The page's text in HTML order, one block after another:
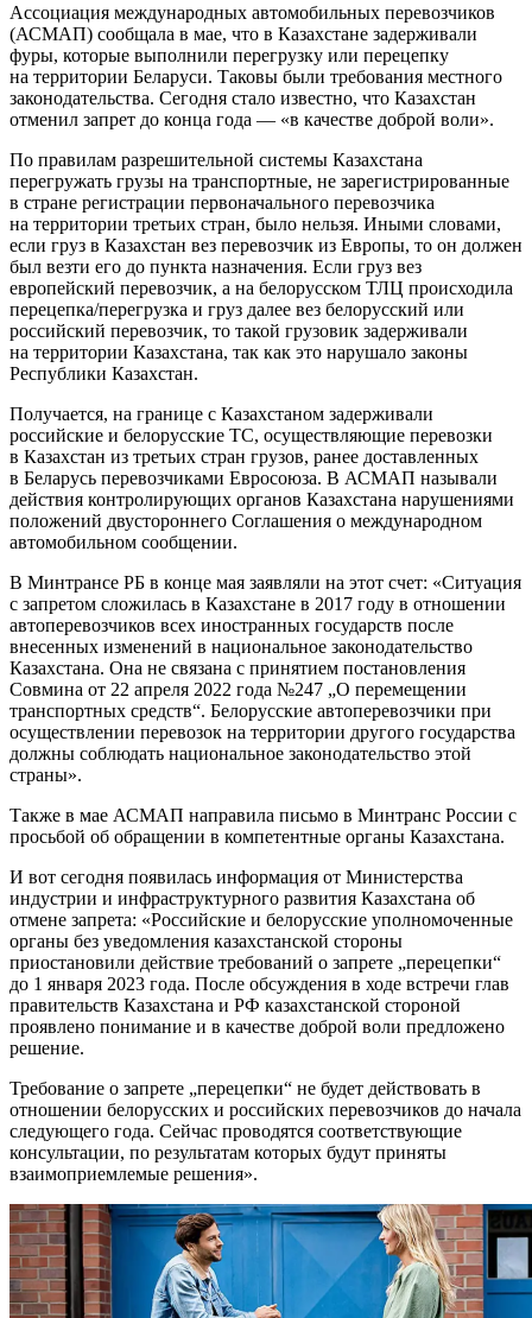
Ассоциация международных автомобильных перевозчиков
(АСМАП) сообщала в мае, что в Казахстане задерживали
фуры, которые выполнили перегрузку или перецепку
на территории Беларуси. Таковы были требования местного
законодательства. Сегодня стало известно, что Казахстан
отменил запрет до конца года — «в качестве доброй воли».
По правилам разрешительной системы Казахстана
перегружать грузы на транспортные, не зарегистрированные
в стране регистрации первоначального перевозчика
на территории третьих стран, было нельзя. Иными словами,
если груз в Казахстан вез перевозчик из Европы, то он должен
был везти его до пункта назначения. Если груз вез
европейский перевозчик, а на белорусском ТЛЦ происходила
перецепка/перегрузка и груз далее вез белорусский или
российский перевозчик, то такой грузовик задерживали
на территории Казахстана, так как это нарушало законы
Республики Казахстан.
Получается, на границе с Казахстаном задерживали
российские и белорусские ТС, осуществляющие перевозки
в Казахстан из третьих стран грузов, ранее доставленных
в Беларусь перевозчиками Евросоюза. В АСМАП называли
действия контролирующих органов Казахстана нарушениями
положений двустороннего Соглашения о международном
автомобильном сообщении.
В Минтрансе РБ в конце мая заявляли на этот счет: «Ситуация
с запретом сложилась в Казахстане в 2017 году в отношении
автоперевозчиков всех иностранных государств после
внесенных изменений в национальное законодательство
Казахстана. Она не связана с принятием постановления
Совмина от 22 апреля 2022 года №247 „О перемещении
транспортных средств“. Белорусские автоперевозчики при
осуществлении перевозок на территории другого государства
должны соблюдать национальное законодательство этой
страны».
Также в мае АСМАП направила письмо в Минтранс России с
просьбой об обращении в компетентные органы Казахстана.
И вот сегодня появилась информация от Министерства
индустрии и инфраструктурного развития Казахстана об
отмене запрета: «Российские и белорусские уполномоченные
органы без уведомления казахстанской стороны
приостановили действие требований о запрете „перецепки“
до 1 января 2023 года. После обсуждения в ходе встречи глав
правительств Казахстана и РФ казахстанской стороной
проявлено понимание и в качестве доброй воли предложено
решение.
Требование о запрете „перецепки“ не будет действовать в
отношении белорусских и российских перевозчиков до начала
следующего года. Сейчас проводятся соответствующие
консультации, по результатам которых будут приняты
взаимоприемлемые решения».